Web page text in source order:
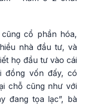
cổ phần hóa,
nhà đầu tư, và
họ đầu tư vào cái
đồng vốn đấy, có
chỗ cũng như với
đang tọa lạc”, bà